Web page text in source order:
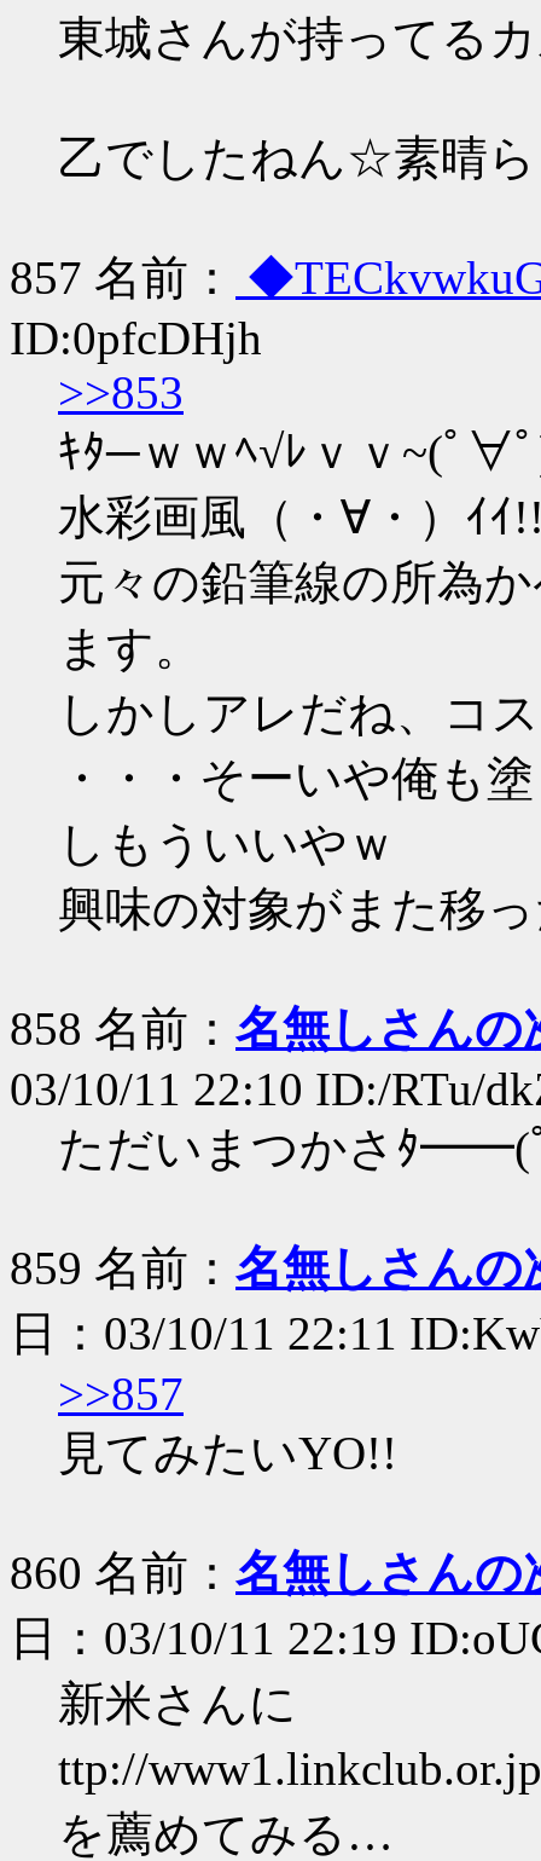
東城さんが持ってる
乙でしたねん☆素晴
857 名前：
ID:0pfcDHjh
>>853
ｷﾀ─ｗｗﾍ√ﾚｖｖ~(ﾟ∀
水彩画風（・∀・）ｲｲ
元々の鉛筆線の所為
ます。
しかしアレだね、コ
・・・そーいや俺も
しもういいやｗ
興味の対象がまた移
858 名前： 名無しさんの
03/10/11 22:10 ID:/RTu/
ただいまつかさﾀ
859 名前： 名無しさんの
日：03/10/11 22:11
>>857
見てみたいYO!!
860 名前： 名無しさんの
日：03/10/11 22:19
新米さんに
ttp://
を薦めてみる…